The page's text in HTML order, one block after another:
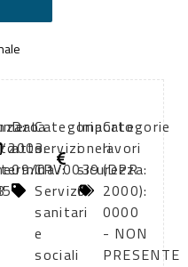
2003
Data
atto:
09/01/0039
Categoria
servizi
CPV:
Servizi
sanitari
e
sociali
Importo
oneri
sicurezza:
0
Categorie
lavori
(DPR
2000):
0000
- NON
PRESENTE